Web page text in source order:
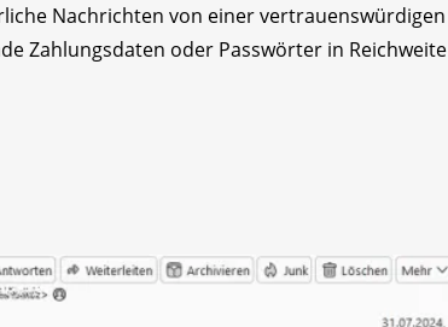
Nachrichten von einer vertrauenswürdigen
Zahlungsdaten oder Passwörter in Reichweite